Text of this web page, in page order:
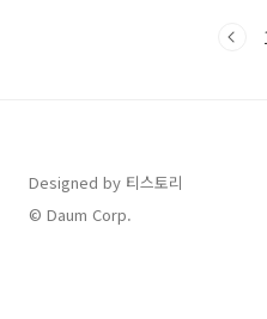
귀찮은 상황이 발생합니다. 물론 스
Designed by 티스토리
© Daum Corp.